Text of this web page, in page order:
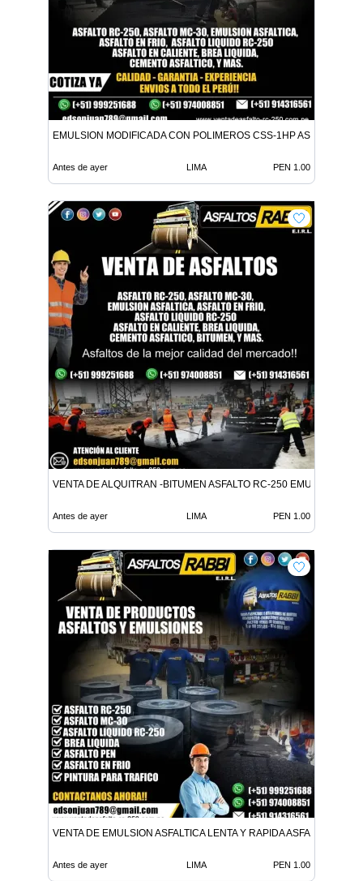
EMULSION MODIFICADA CON POLIMEROS CSS-1HP ASFALTO
Antes de ayer LIMA PEN 1.00
VENTA DE ALQUITRAN -BITUMEN ASFALTO RC-250 EMULSION
Antes de ayer LIMA PEN 1.00
VENTA DE EMULSION ASFALTICA LENTA Y RAPIDA ASFALTO EN
Antes de ayer LIMA PEN 1.00